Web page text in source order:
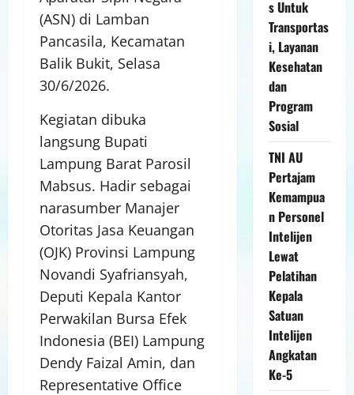
(ASN) di Lamban
Pancasila, Kecamatan
Balik Bukit, Selasa
30/6/2026.
Kegiatan dibuka
langsung Bupati
Lampung Barat Parosil
Mabsus. Hadir sebagai
narasumber Manajer
Otoritas Jasa Keuangan
(OJK) Provinsi Lampung
Novandi Syafriansyah,
Deputi Kepala Kantor
Perwakilan Bursa Efek
Indonesia (BEI) Lampung
Dendy Faizal Amin, dan
Representative Office
s Untuk
Transportas
i, Layanan
Kesehatan
dan
Program
Sosial
TNI AU
Pertajam
Kemampua
n Personel
Intelijen
Lewat
Pelatihan
Kepala
Satuan
Intelijen
Angkatan
Ke-5